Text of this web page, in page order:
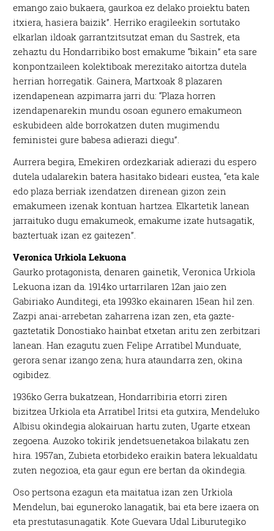
emango zaio bukaera, gaurkoa ez delako proiektu baten
itxiera, hasiera baizik”. Herriko eragileekin sortutako
elkarlan ildoak garrantzitsutzat eman du Sastrek, eta
zehaztu du Hondarribiko bost emakume “bikain” eta sare
konpontzaileen kolektiboak merezitako aitortza dutela
herrian horregatik. Gainera, Martxoak 8 plazaren
izendapenean azpimarra jarri du: “Plaza horren
izendapenarekin mundu osoan egunero emakumeon
eskubideen alde borrokatzen duten mugimendu
feministei gure babesa adierazi diegu”.
Aurrera begira, Emekiren ordezkariak adierazi du espero
dutela udalarekin batera hasitako bideari eustea, “eta kale
edo plaza berriak izendatzen direnean gizon zein
emakumeen izenak kontuan hartzea. Elkartetik lanean
jarraituko dugu emakumeok, emakume izate hutsagatik,
baztertuak izan ez gaitezen”.
Veronica Urkiola Lekuona
Gaurko protagonista, denaren gainetik, Veronica Urkiola
Lekuona izan da. 1914ko urtarrilaren 12an jaio zen
Gabiriako Aunditegi, eta 1993ko ekainaren 15ean hil zen.
Zazpi anai-arrebetan zaharrena izan zen, eta gazte-
gaztetatik Donostiako hainbat etxetan aritu zen zerbitzari
lanean. Han ezagutu zuen Felipe Arratibel Munduate,
gerora senar izango zena; hura ataundarra zen, okina
ogibidez.
1936ko Gerra bukatzean, Hondarribiria etorri ziren
bizitzea Urkiola eta Arratibel Iritsi eta gutxira, Mendeluko
Albisu okindegia alokairuan hartu zuten, Ugarte etxean
zegoena. Auzoko tokirik jendetsuenetakoa bilakatu zen
hira. 1957an, Zubieta etorbideko eraikin batera lekualdatu
zuten negozioa, eta gaur egun ere bertan da okindegia.
Oso pertsona ezagun eta maitatua izan zen Urkiola
Mendelun, bai eguneroko lanagatik, bai eta bere izaera on
eta prestutasunagatik. Kote Guevara Udal Liburutegiko